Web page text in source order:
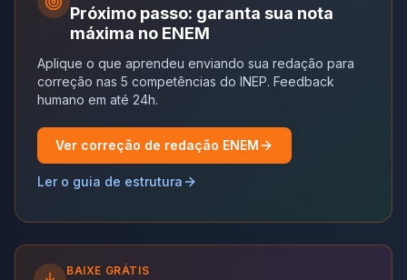
Próximo passo: garanta sua nota
máxima no ENEM
Aplique o que aprendeu enviando sua redação para
correção nas 5 competências do INEP. Feedback
humano em até 24h.
Ver correção de redação ENEM
Ler o guia de estrutura
BAIXE GRÁTIS